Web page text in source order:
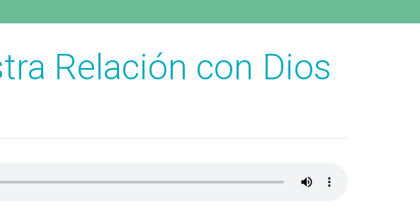
Relación con Dios